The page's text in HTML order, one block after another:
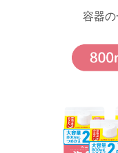
容器の